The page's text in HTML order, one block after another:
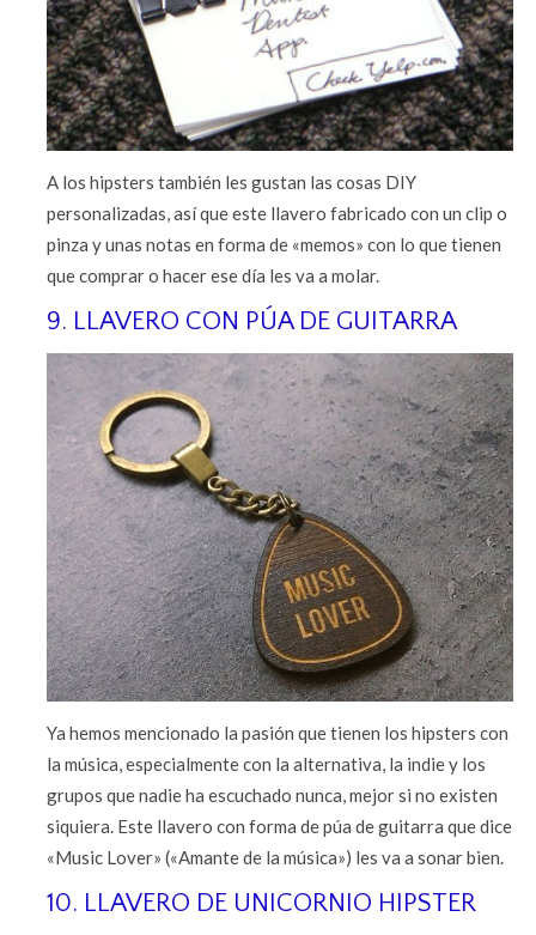
A los hipsters también les gustan las cosas DIY
personalizadas, así que este llavero fabricado con un clip o
pinza y unas notas en forma de «memos» con lo que tienen
que comprar o hacer ese día les va a molar.
9. LLAVERO CON PÚA DE GUITARRA
Ya hemos mencionado la pasión que tienen los hipsters con
la música, especialmente con la alternativa, la indie y los
grupos que nadie ha escuchado nunca, mejor si no existen
siquiera. Este llavero con forma de púa de guitarra que dice
«Music Lover» («Amante de la música») les va a sonar bien.
10. LLAVERO DE UNICORNIO HIPSTER